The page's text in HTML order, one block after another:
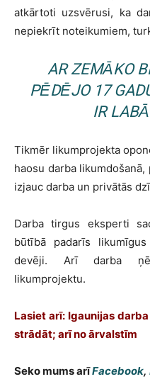
atkārtoti uzsvērusi, ka
nepiekrīt noteikumiem,
AR ZEMĀKO
PĒDĒJO 17
IR
Tikmēr likumprojekta
haosu darba
izjauc darba un privātās
Darba tirgus eksperti
būtībā padarīs
devēji. Arī darba
likumprojektu.
Lasiet arī: Igaunijas
strādāt; arī no ārvalstīm
Seko mums arīFacebook,